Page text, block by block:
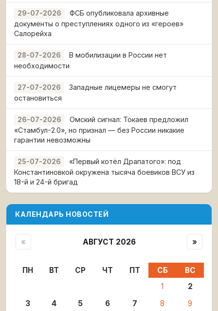
29-07-2026
ФСБ опубликовала архивные
документы о преступлениях одного из «героев»
Салорейха
28-07-2026
В мобилизации в России нет
необходимости
27-07-2026
Западные лицемеры не смогут
остановиться
26-07-2026
Омский сигнал: Токаев предложил
«Стамбул-2.0», но признал — без России никакие
гарантии невозможны
25-07-2026
«Первый котёл Драпатого»: под
Константиновкой окружена тысяча боевиков ВСУ из
18-й и 24-й бригад
КАЛЕНДАРЬ НОВОСТЕЙ
« АВГУСТ 2026 »
ПН ВТ СР ЧТ ПТ СБ
ВС
1
2
3
4 5 6 7 8
9